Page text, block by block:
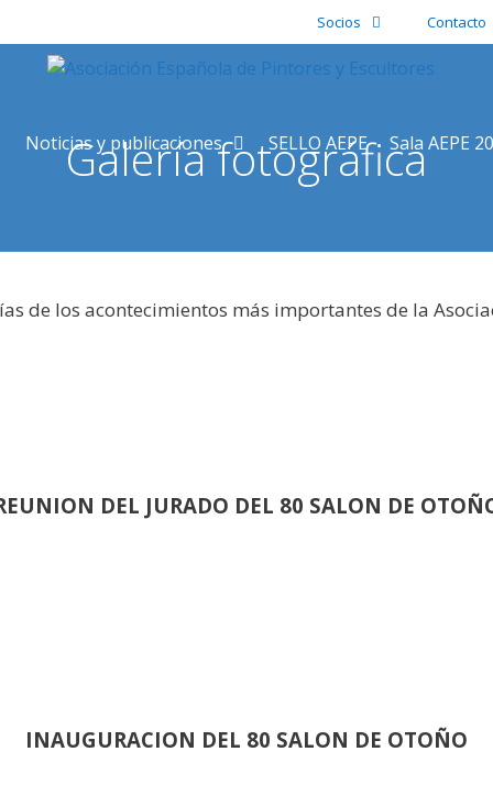
Socios Contacto
Noticias y publicaciones SELLO AEPE Sala AEPE
Galería fotográfica
de los acontecimientos más importantes de la
DEL JURADO DEL 80 SALON DE
INAUGURACION DEL 80 SALON DE OTOÑO